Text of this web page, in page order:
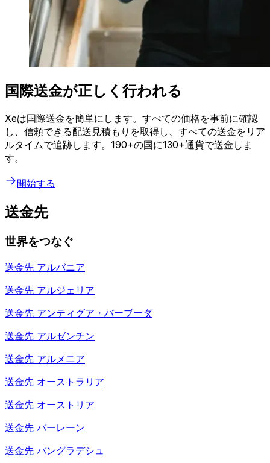
国際送金が正しく行われる
Xeは国際送金を簡単にします。すべての価格を事前に確認
し、信頼できる配送見積もりを取得し、すべての送金をリア
ルタイムで追跡します。190+の国に130+通貨で送金しま
す。
開始する
送金先
世界をつなぐ
送金先 アルバニア
送金先 アルジェリア
送金先 アンティグア・バーブーダ
送金先 アルゼンチン
送金先 アルメニア
送金先 オーストラリア
送金先 オーストリア
送金先 バーレーン
送金先 バングラデシュ